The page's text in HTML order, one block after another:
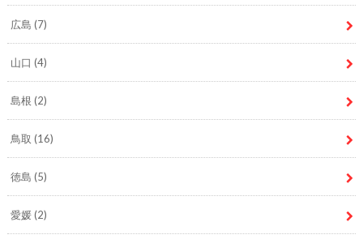
広島 (7)
山口 (4)
島根 (2)
鳥取 (16)
徳島 (5)
愛媛(2)